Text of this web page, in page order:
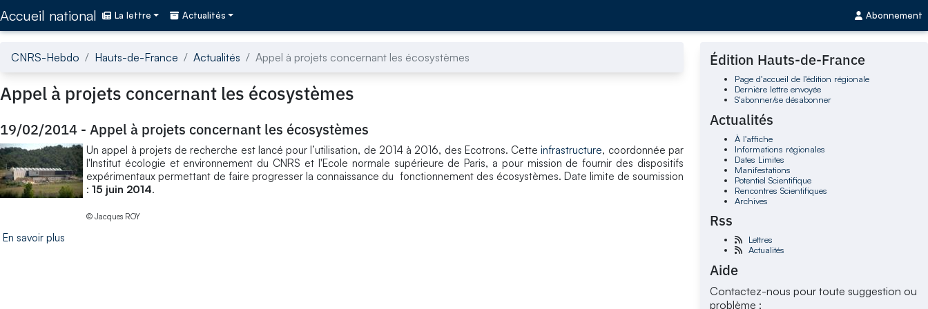
Accueil national La lettre Actualités Abonnement
CNRS-Hebdo Hauts-de-France Actualités Appel à projets concernant les écosystèmes
Appel à projets concernant les écosystèmes
19/02/2014 - Appel à projets concernant les écosystèmes
Un appel à projets de recherche est lancé pour l’utilisation, de 2014 à 2016, des Ecotrons. Cetteinfrastructure, coordonnée par
l'Institut écologie et environnement du CNRS et l'Ecole normale supérieure de Paris, a pour mission de fournir des dispositifs
expérimentaux permettant de faire progresser la connaissance du fonctionnement des écosystèmes. Date limite de soumission
: 15 juin 2014.
© Jacques ROY
En savoir plus
Édition Hauts-de-France
Page d'accueil de l'édition régionale
Dernière lettre envoyée
S'abonner/se désabonner
Actualités
À l'affiche
Informations régionales
Dates Limites
Manifestations
Potentiel Scientifique
Rencontres Scientifiques
Archives
Rss
Lettres
Actualités
Aide
Contactez-nous pour toute suggestion ou
problème :